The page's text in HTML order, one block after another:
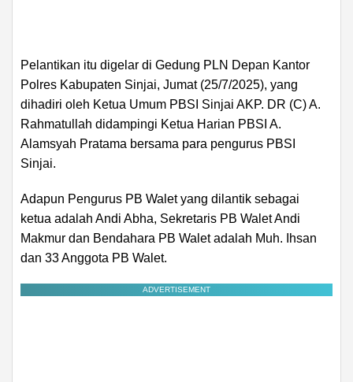
Pelantikan itu digelar di Gedung PLN Depan Kantor
Polres Kabupaten Sinjai, Jumat (25/7/2025), yang
dihadiri oleh Ketua Umum PBSI Sinjai AKP. DR (C) A.
Rahmatullah didampingi Ketua Harian PBSI A.
Alamsyah Pratama bersama para pengurus PBSI
Sinjai.
Adapun Pengurus PB Walet yang dilantik sebagai
ketua adalah Andi Abha, Sekretaris PB Walet Andi
Makmur dan Bendahara PB Walet adalah Muh. Ihsan
dan 33 Anggota PB Walet.
ADVERTISEMENT